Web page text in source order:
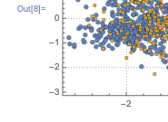
Out[8]=